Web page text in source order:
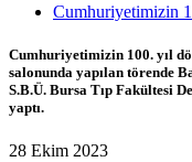
Cumhuriyetimizin
Cumhuriyetimizin 100. yıl
salonunda yapılan törende
S.B.Ü. Bursa Tıp Fakültesi
yaptı.
28 Ekim 2023